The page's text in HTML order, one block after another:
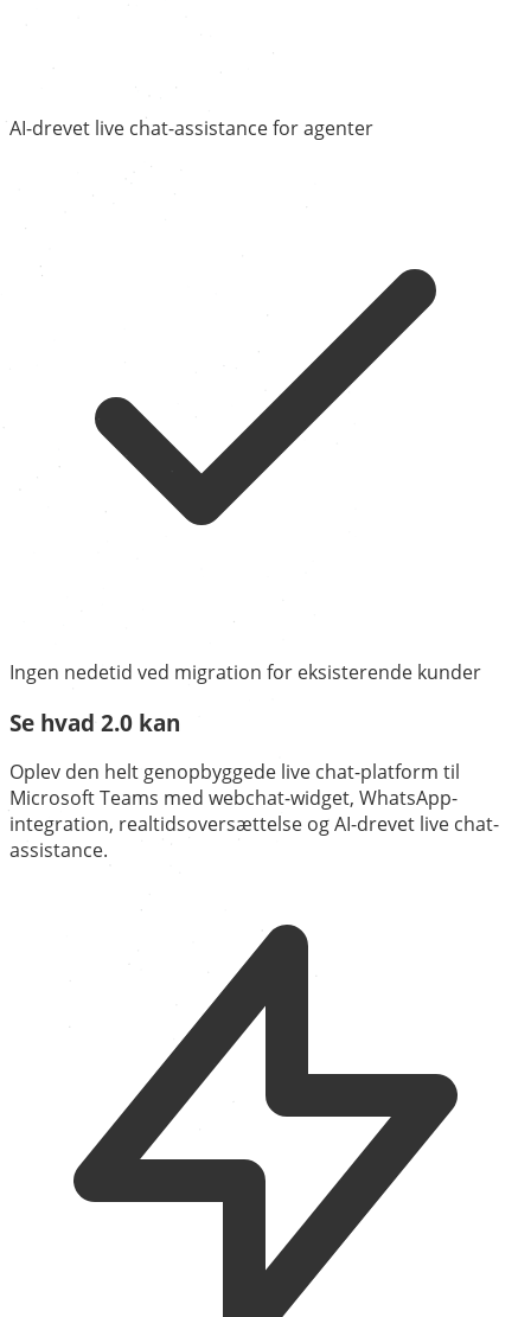
AI-drevet live chat-assistance for agenter
Ingen nedetid ved migration for eksisterende kunder
Se hvad 2.0 kan
Oplev den helt genopbyggede live chat-platform til
Microsoft Teams med webchat-widget, WhatsApp-
integration, realtidsoversættelse og AI-drevet live chat-
assistance.